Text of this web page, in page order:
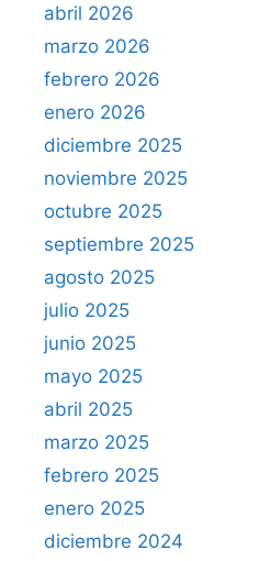
abril 2026
marzo 2026
febrero 2026
enero 2026
diciembre 2025
noviembre 2025
octubre 2025
septiembre 2025
agosto 2025
julio 2025
junio 2025
mayo 2025
abril 2025
marzo 2025
febrero 2025
enero 2025
diciembre 2024